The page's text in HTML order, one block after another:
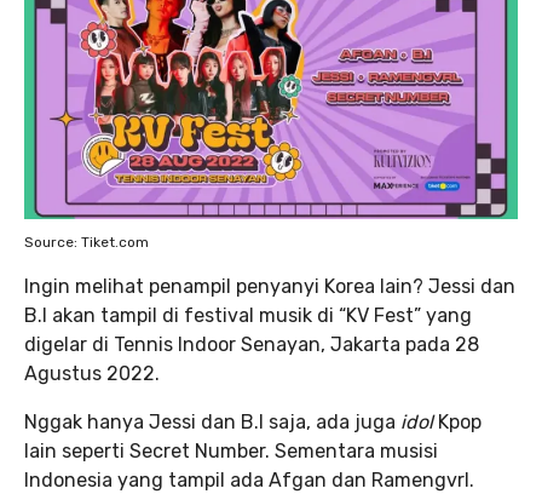
Source: Tiket.com
Ingin melihat penampil penyanyi Korea lain? Jessi dan
B.I akan tampil di festival musik di “KV Fest” yang
digelar di Tennis Indoor Senayan, Jakarta pada 28
Agustus 2022.
Nggak hanya Jessi dan B.I saja, ada juga idol Kpop
lain seperti Secret Number. Sementara musisi
Indonesia yang tampil ada Afgan dan Ramengvrl.